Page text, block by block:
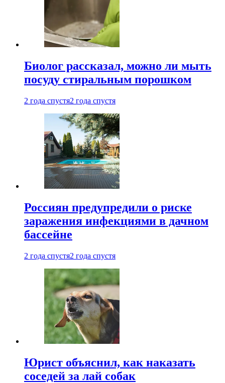
Биолог рассказал, можно ли мыть
посуду стиральным порошком
2 года спустя2 года спустя
Россиян предупредили о риске
заражения инфекциями в дачном
бассейне
2 года спустя2 года спустя
Юрист объяснил, как наказать
соседей за лай собак